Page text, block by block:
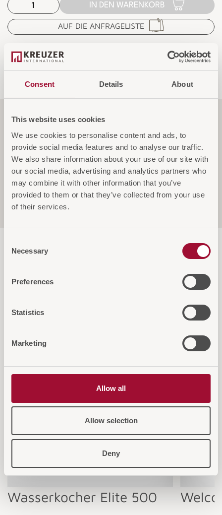
Consent Details About
This website uses cookies
We use cookies to personalise content and ads, to
provide social media features and to analyse our traffic.
We also share information about your use of our site with
our social media, advertising and analytics partners who
may combine it with other information that you’ve
provided to them or that they’ve collected from your use
of their services.
Selection
Necessary
Preferences
Statistics
Marketing
Allow all
Allow selection
Deny
IN DEN WARENKORB
AUF DIE ANFRAGELISTE
Funktionen
Spezifikationen
Service & Garantie
Diese Artikel könnten Sie auch
Wasserkocher Elite 500